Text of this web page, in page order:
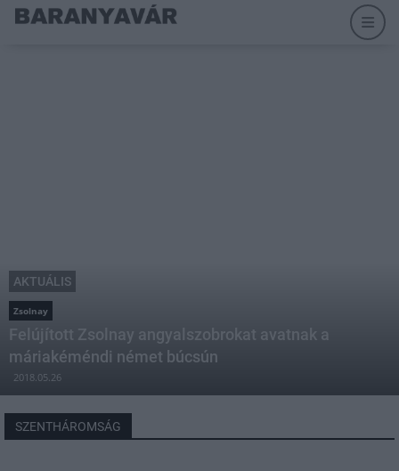
AKTUÁLIS
Zsolnay
Felújított Zsolnay angyalszobrokat avatnak a
máriakéméndi német búcsún
2018.05.26
SZENTHÁROMSÁG